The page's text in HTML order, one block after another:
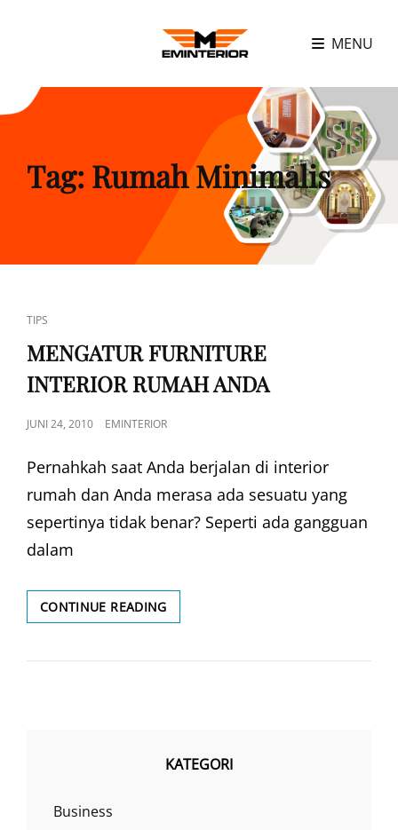
MENU
Tag: Rumah Minimalis
CAT
LINKS
TIPS
MENGATUR FURNITURE
INTERIOR RUMAH ANDA
POSTED
JUNI 24, 2010 EMINTERIOR
Pernahkah saat Anda berjalan di interior
rumah dan Anda merasa ada sesuatu yang
sepertinya tidak benar? Seperti ada gangguan
dalam
CONTINUE READINGMENGATUR
FURNITURE
RUMAH
KATEGORI
Business